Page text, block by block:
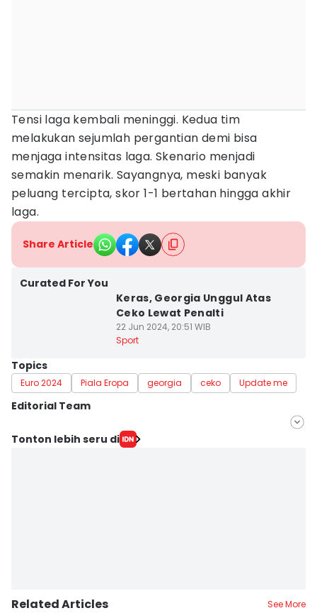
Tensi laga kembali meninggi. Kedua tim
melakukan sejumlah pergantian demi bisa
menjaga intensitas laga. Skenario menjadi
semakin menarik. Sayangnya, meski banyak
peluang tercipta, skor 1-1 bertahan hingga akhir
laga.
Share Article
Curated For You
Keras, Georgia Unggul Atas
Ceko Lewat Penalti
22 Jun 2024, 20:51 WIB
Sport
Topics
Euro 2024 Piala Eropa georgia ceko Update me
Editorial Team
Editor
Tonton lebih seru di
Related Articles See More